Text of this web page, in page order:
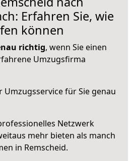
Erfahren Sie, wie
können
richtig, wenn Sie einen
Umzugsfirma
Umzugsservice für Sie genau
Netzwerk
mehr bieten als manch
in Remscheid.